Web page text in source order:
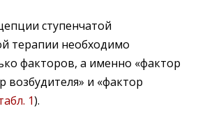
ступенчатой
терапии необходимо
факторов, а именно «фактор
возбудителя» и «фактор
1).